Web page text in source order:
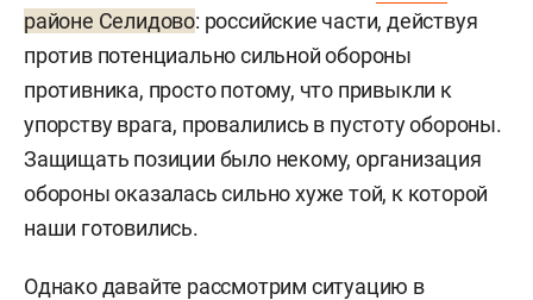
районе Селидово: российские части, действуя
против потенциально сильной обороны
противника, просто потому, что привыкли к
упорству врага, провалились в пустоту обороны.
Защищать позиции было некому, организация
обороны оказалась сильно хуже той, к которой
наши готовились.
Однако давайте рассмотрим ситуацию в